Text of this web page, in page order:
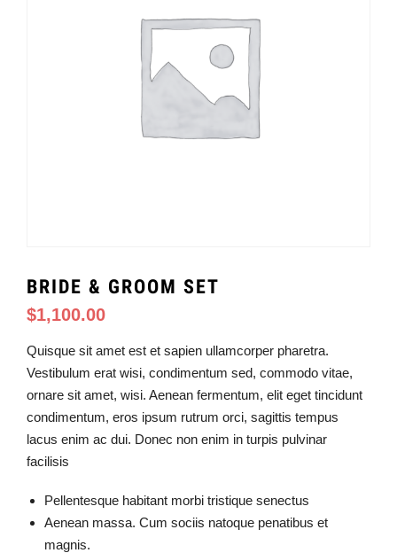
BRIDE & GROOM SET
$1,100.00
Quisque sit amet est et sapien ullamcorper pharetra.
Vestibulum erat wisi, condimentum sed, commodo vitae,
ornare sit amet, wisi. Aenean fermentum, elit eget tincidunt
condimentum, eros ipsum rutrum orci, sagittis tempus
lacus enim ac dui. Donec non enim in turpis pulvinar
facilisis
Pellentesque habitant morbi tristique senectus
Aenean massa. Cum sociis natoque penatibus et
magnis.